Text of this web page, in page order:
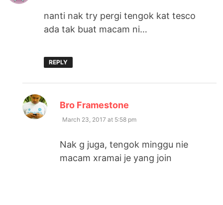
nanti nak try pergi tengok kat tesco
ada tak buat macam ni…
REPLY
Bro Framestone
March 23, 2017 at 5:58 pm
Nak g juga, tengok minggu nie
macam xramai je yang join